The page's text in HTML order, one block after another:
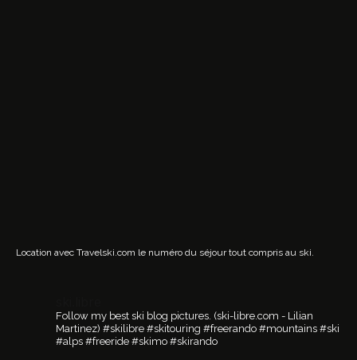
Location avec Travelski.com le numéro du séjour tout compris au ski.
Follow my best ski blog pictures. (ski-libre.com - Lilian
Martinez) #skilibre #skitouring #freerando #mountains #ski
#alps #freeride #skimo #skirando